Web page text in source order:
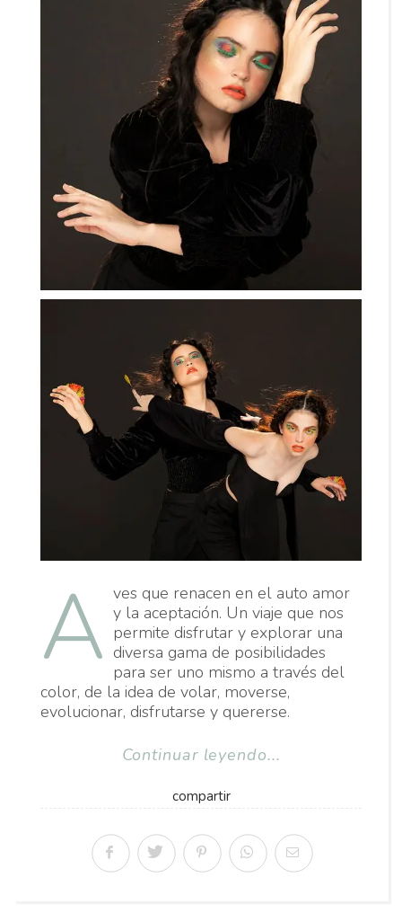
A ves que renacen en el auto amor
y la aceptación. Un viaje que nos
permite disfrutar y explorar una
diversa gama de posibilidades
para ser uno mismo a través del
color, de la idea de volar, moverse,
evolucionar, disfrutarse y quererse.
Continuar leyendo...
compartir